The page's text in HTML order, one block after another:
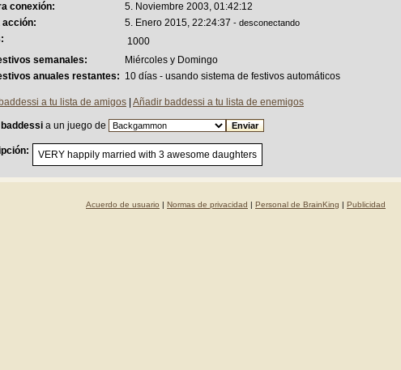
conexión:
5. Noviembre 2003, 01:42:12
acción:
5. Enero 2015, 22:24:37 - desconectando
1000
semanales:
Miércoles y Domingo
anuales restantes: 10 días - usando sistema de festivos automáticos
a tu lista de amigos Añadir baddessi a tu lista de enemigos
baddessi a un juego de
VERY happily married with 3 awesome daughters
Acuerdo de usuario | Normas de privacidad | Personal de BrainKing | Publicidad